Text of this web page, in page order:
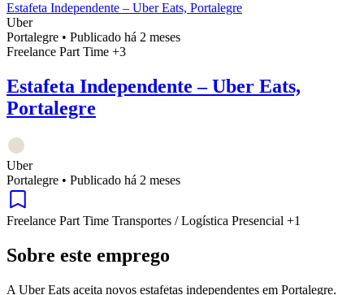
Estafeta Independente – Uber Eats, Portalegre
Uber
Portalegre • Publicado há 2 meses
Freelance Part Time +3
Estafeta Independente – Uber Eats,
Portalegre
Uber
Portalegre • Publicado há 2 meses
Freelance Part Time Transportes / Logística Presencial +1
Sobre este emprego
A Uber Eats aceita novos estafetas independentes em Portalegre.